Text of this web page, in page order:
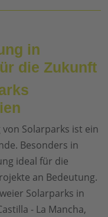
in
die Zukunft
Solarparks ist ein
Besonders in
ideal für die
an Bedeutung.
Solarparks in
- La Mancha,